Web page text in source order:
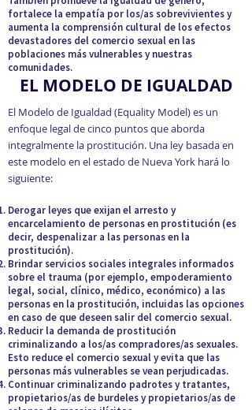
fortalece la empatía por los/as sobrevivientes y
aumenta la comprensión cultural de los efectos
devastadores del comercio sexual en las
poblaciones más vulnerables y nuestras
comunidades.
EL MODELO DE IGUALDAD
El Modelo de Igualdad (Equality Model) es un
enfoque legal de cinco puntos que aborda
integralmente la prostitución. Una ley basada en
este modelo en el estado de Nueva York hará lo
siguiente:
Derogar leyes que exijan el arresto y
encarcelamiento de personas en prostitución (es
decir, despenalizar a las personas en la
prostitución).
Brindar servicios sociales integrales informados
sobre el trauma (por ejemplo, empoderamiento
legal, social, clínico, médico, económico) a las
personas en la prostitución, incluidas las opciones
en caso de que deseen salir del comercio sexual.
Reducir la demanda de prostitución
criminalizando a los/as compradores/as sexuales.
Esto reduce el comercio sexual y evita que las
personas más vulnerables se vean perjudicadas.
Continuar criminalizando padrotes y tratantes,
propietarios/as de burdeles y propietarios/as de